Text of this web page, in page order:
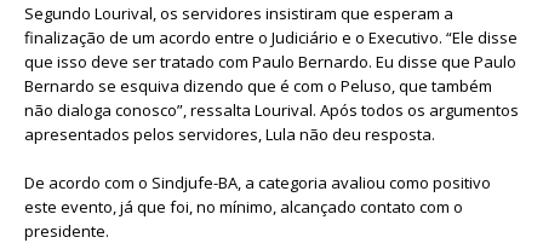
Segundo Lourival, os servidores insistiram que esperam a
finalização de um acordo entre o Judiciário e o Executivo. “Ele disse
que isso deve ser tratado com Paulo Bernardo. Eu disse que Paulo
Bernardo se esquiva dizendo que é com o Peluso, que também
não dialoga conosco”, ressalta Lourival. Após todos os argumentos
apresentados pelos servidores, Lula não deu resposta.
De acordo com o Sindjufe-BA, a categoria avaliou como positivo
este evento, já que foi, no mínimo, alcançado contato com o
presidente.